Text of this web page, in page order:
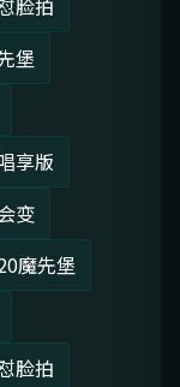
脸拍
堡
享版
变
魔先堡
脸拍